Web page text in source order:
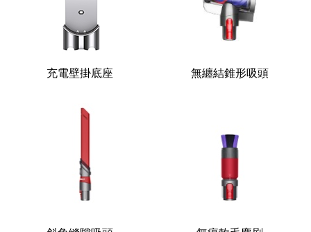
充電壁掛底座 無纏結錐形吸頭